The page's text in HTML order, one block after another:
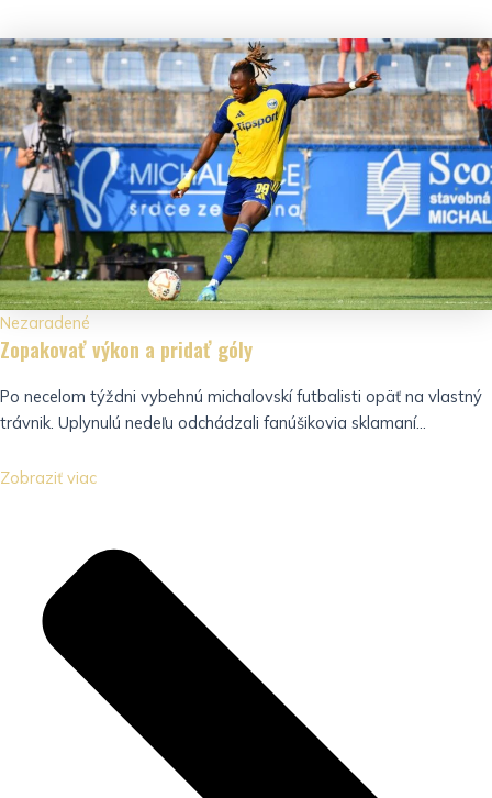
Nezaradené
Zopakovať výkon a pridať góly
Po necelom týždni vybehnú michalovskí futbalisti opäť na vlastný
trávnik. Uplynulú nedeľu odchádzali fanúšikovia sklamaní...
Zobraziť viac